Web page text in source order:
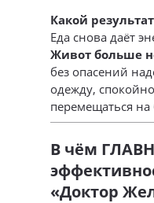
Какой
Еда снова даёт
Живот больше
без опасений
одежду,
перемещаться
В чём
«Доктор